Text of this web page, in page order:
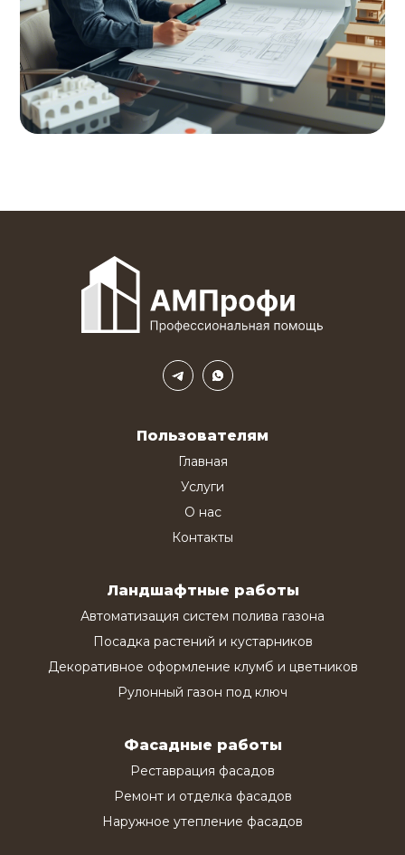
Пользователям
Главная
Услуги
О нас
Контакты
Ландшафтные работы
Автоматизация систем полива газона
Посадка растений и кустарников
Декоративное оформление клумб и цветников
Рулонный газон под ключ
Фасадные работы
Реставрация фасадов
Ремонт и отделка фасадов
Наружное утепление фасадов